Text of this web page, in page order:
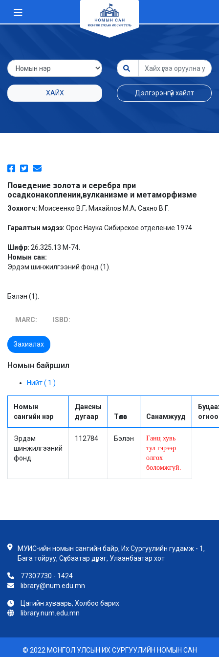
ХАЙХ Дэлгэрэнгүй хайлт
Поведение золота и серебра при
осадконакоплении,вулканизме и метаморфизме
Зохиогч: Моисеенко В.Г; Михайлов М.А; Сахно В.Г.
Гаралтын мэдээ: Орос Наука Сибирское отделение 1974
Шифр: 26.325.13 М-74.
Номын сан:
Эрдэм шинжилгээний фонд (1).
Бэлэн (1).
MARC: ISBD:
Захиалах
Номын байршил
Нийт ( 1 )
Номын
сангийн нэр
Дансны
дугаар
Төлөв Санамжууд
огноо
Эрдэм
шинжилгээний
фонд
112784 Бэлэн
Ганц хувь
тул гэрээр
олгох
боломжгүй.
МУИС-ийн номын сангийн байр, Их Сургуулийн гудамж - 1,
Бага тойруу, Сүхбаатар дүүрэг, Улаанбаатар хот
77307730 - 1424
library@num.edu.mn
Цагийн хуваарь, Холбоо барих
library.num.edu.mn
© 2022 МОНГОЛ УЛСЫН ИХ СУРГУУЛИЙН НОМЫН САН